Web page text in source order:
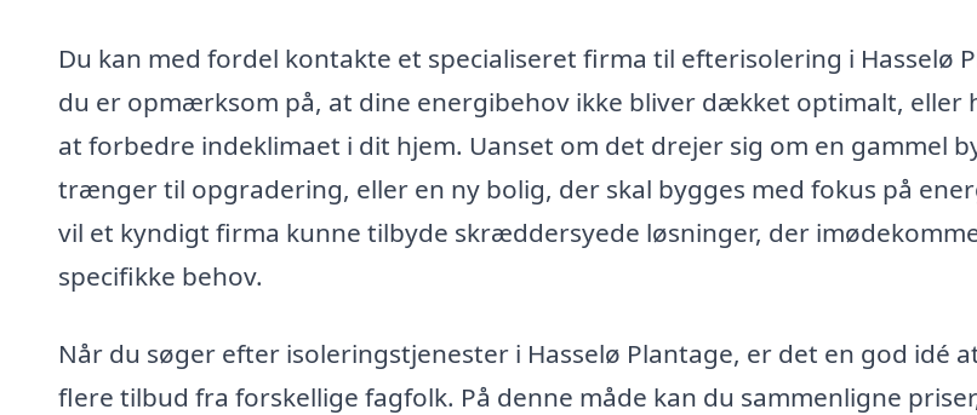
Du kan med fordel kontakte et specialiseret firma til efterisolering i Hasselø
du er opmærksom på, at dine energibehov ikke bliver dækket optimalt, eller
at forbedre indeklimaet i dit hjem. Uanset om det drejer sig om en gammel
trænger til opgradering, eller en ny bolig, der skal bygges med fokus på
vil et kyndigt firma kunne tilbyde skræddersyede løsninger, der
specifikke behov.
Når du søger efter isoleringstjenester i Hasselø Plantage, er det en god idé
flere tilbud fra forskellige fagfolk. På denne måde kan du sammenligne